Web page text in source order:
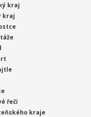
kraj
kraj
řeči
kraje